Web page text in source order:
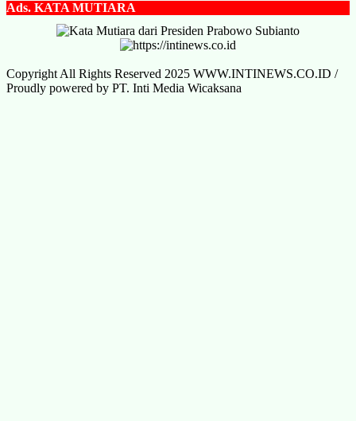
Ads. KATA MUTIARA
Copyright All Rights Reserved 2025 WWW.INTINEWS.CO.ID /
Proudly powered by PT. Inti Media Wicaksana